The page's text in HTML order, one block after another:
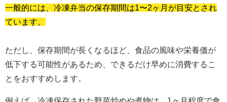
一般的には、冷凍弁当の保存期間は1〜2ヶ月が目安とされ
ています。
ただし、保存期間が長くなるほど、食品の風味や栄養価が
低下する可能性があるため、できるだけ早めに消費するこ
とをおすすめします。
例えば、冷凍保存された野菜炒めや煮物は、1ヶ月程度で食